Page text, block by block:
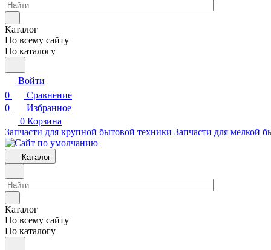
Каталог
По всему сайту
По каталогу
Войти
0
Сравнение
0
Избранное
0 Корзина
Запчасти для крупной бытовой техники Запчасти для мелкой
Каталог
Каталог
По всему сайту
По каталогу